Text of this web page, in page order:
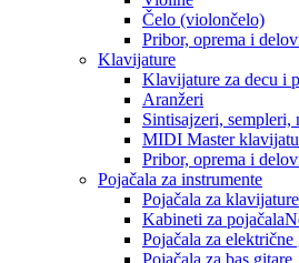
Čelo (violončelo)
Pribor, oprema i
Klavijature
Klavijature za decu i
Aranžeri
Sintisajzeri,
MIDI Master
Pribor, oprema i
Pojačala za instrumente
Pojačala za klavijature
Kabineti za pojačala
Pojačala za električne
Pojačala za bas gitare